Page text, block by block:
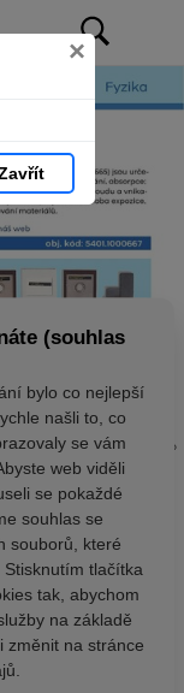
×
(souhlas
bylo co nejlepší
našli to, co
se vám
web viděli
se pokaždé
souhlas se
souborů, které
tlačítka
tak, abychom
na základě
změnit na stránce